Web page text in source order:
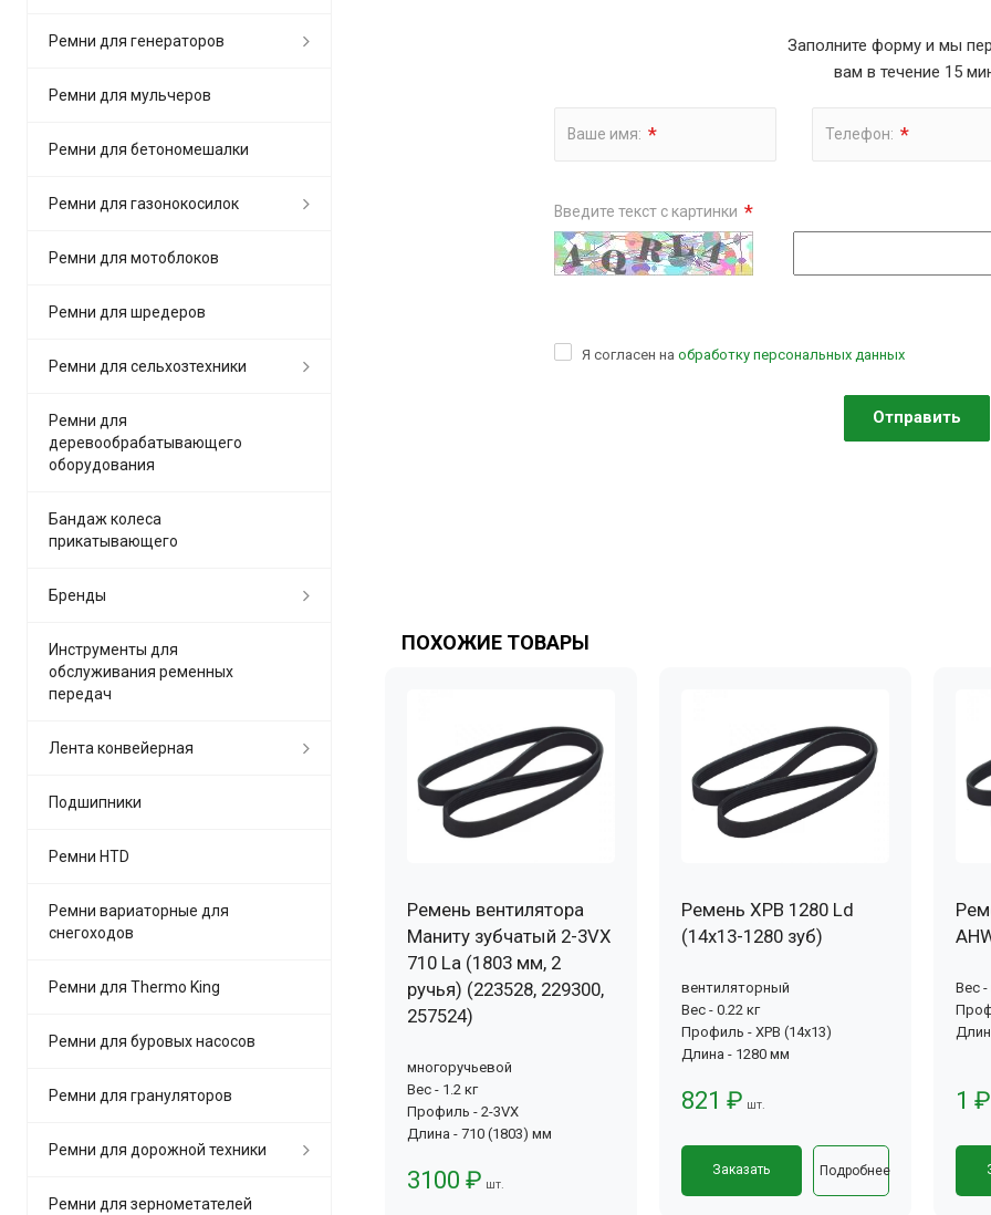
Заполните форму и мы
вам в течение 15
Ваше имя: * Телефон: *
Введите текст с картинки *
Я согласен на обработку персональных данных
ПОХОЖИЕ ТОВАРЫ
Ремень вентилятора
Маниту зубчатый 2-3VX
710 La (1803 мм, 2
ручья) (223528, 229300,
257524)
многоручьевой
Вес - 1.2 кг
Профиль - 2-3VX
Длина - 710 (1803) мм
3100 ₽ шт.
Ремень XPB 1280 Ld
(14х13-1280 зуб)
вентиляторный
Вес - 0.22 кг
Профиль - XPB (14x13)
Длина - 1280 мм
821 ₽ шт.
Заказать Подробнее
Вес -
1 ₽
Ремни для генераторов
Ремни для мульчеров
Ремни для бетономешалки
Ремни для газонокосилок
Ремни для мотоблоков
Ремни для шредеров
Ремни для сельхозтехники
Ремни для
деревообрабатывающего
оборудования
Бандаж колеса
прикатывающего
Бренды
Инструменты для
обслуживания ременных
передач
Лента конвейерная
Подшипники
Ремни HTD
Ремни вариаторные для
снегоходов
Ремни для Thermo King
Ремни для буровых насосов
Ремни для грануляторов
Ремни для дорожной техники
Ремни для зернометателей